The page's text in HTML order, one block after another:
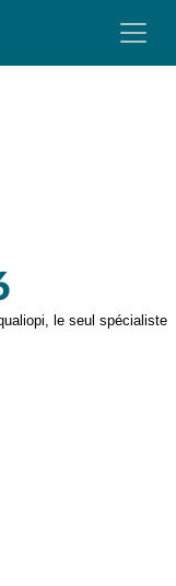
le seul spécialiste